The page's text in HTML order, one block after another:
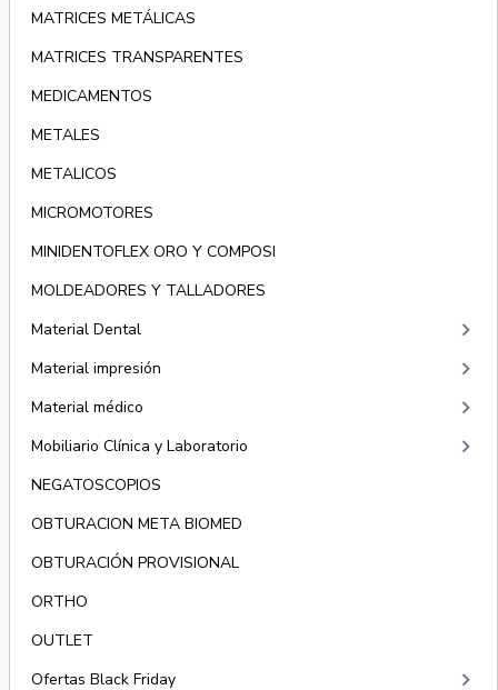
MATRICES METÁLICAS
MATRICES TRANSPARENTES
MEDICAMENTOS
METALES
METALICOS
MICROMOTORES
MINIDENTOFLEX ORO Y COMPOSI
MOLDEADORES Y TALLADORES
Material Dental
keyboard_arrow_right
Material impresión keyboard_arrow_right
Material médico keyboard_arrow_right
Mobiliario Clínica y Laboratorio keyboard_arrow_right
NEGATOSCOPIOS
OBTURACION META BIOMED
OBTURACIÓN PROVISIONAL
ORTHO
OUTLET
Ofertas Black Friday
keyboard_arrow_right